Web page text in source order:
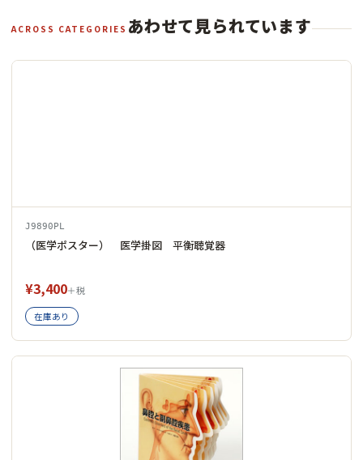
ACROSS CATEGORIES あわせて見られています
J9890PL
（医学ポスター） 医学掛図 平衡聴覚器
¥3,400＋税
在庫あり